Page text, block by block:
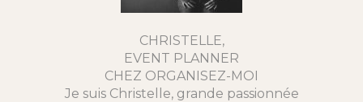
CHRISTELLE,
EVENT PLANNER
CHEZ ORGANISEZ-MOI
Je suis Christelle, grande passionnée